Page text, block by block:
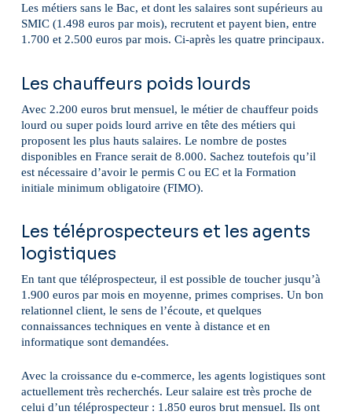
Les métiers sans le Bac, et dont les salaires sont supérieurs au
SMIC (1.498 euros par mois), recrutent et payent bien, entre
1.700 et 2.500 euros par mois. Ci-après les quatre principaux.
Les chauffeurs poids lourds
Avec 2.200 euros brut mensuel, le métier de chauffeur poids
lourd ou super poids lourd arrive en tête des métiers qui
proposent les plus hauts salaires. Le nombre de postes
disponibles en France serait de 8.000. Sachez toutefois qu’il
est nécessaire d’avoir le permis C ou EC et la Formation
initiale minimum obligatoire (FIMO).
Les téléprospecteurs et les agents
logistiques
En tant que téléprospecteur, il est possible de toucher jusqu’à
1.900 euros par mois en moyenne, primes comprises. Un bon
relationnel client, le sens de l’écoute, et quelques
connaissances techniques en vente à distance et en
informatique sont demandées.
Avec la croissance du e-commerce, les agents logistiques sont
actuellement très recherchés. Leur salaire est très proche de
celui d’un téléprospecteur : 1.850 euros brut mensuel. Ils ont